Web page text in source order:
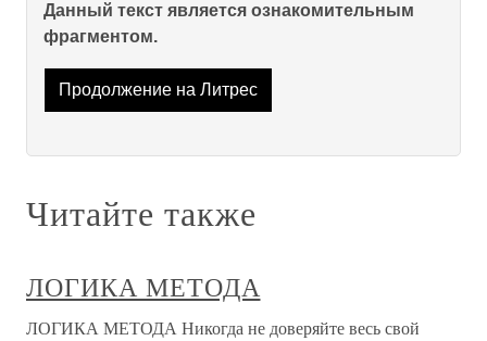
Данный текст является ознакомительным
фрагментом.
Продолжение на Литрес
Читайте также
ЛОГИКА МЕТОДА
ЛОГИКА МЕТОДА Никогда не доверяйте весь свой